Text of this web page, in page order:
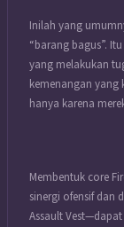
Inilah yang
“barang bagus”.
yang melakukan
kemenangan yang
hanya karena
Membentuk core
sinergi ofensif dan
Assault